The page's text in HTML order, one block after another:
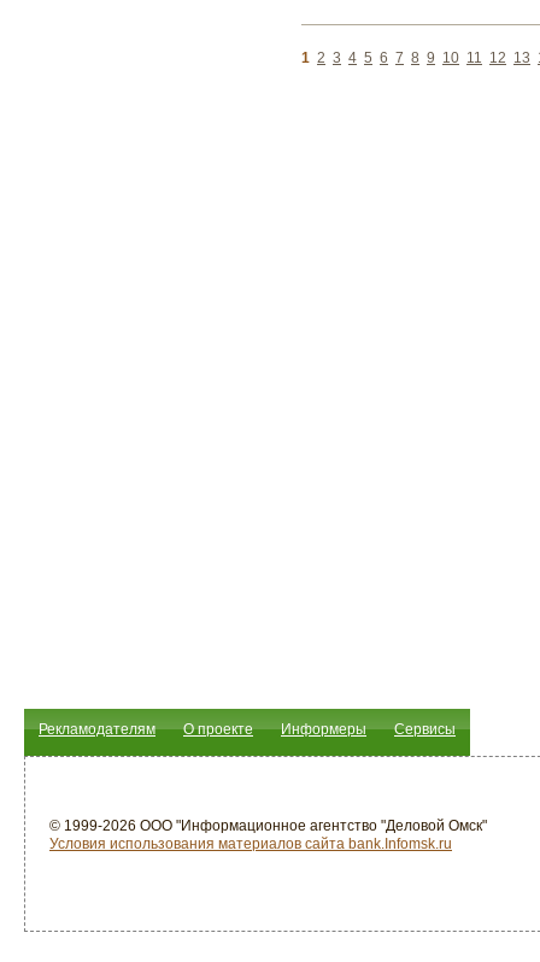
1 2 3 4 5 6 7 8 9 10 11 12 13
Рекламодателям О проекте Информеры Сервисы
© 1999-2026 ООО "Информационное агентство "Деловой Омск"
Условия использования материалов сайта bank.Infomsk.ru